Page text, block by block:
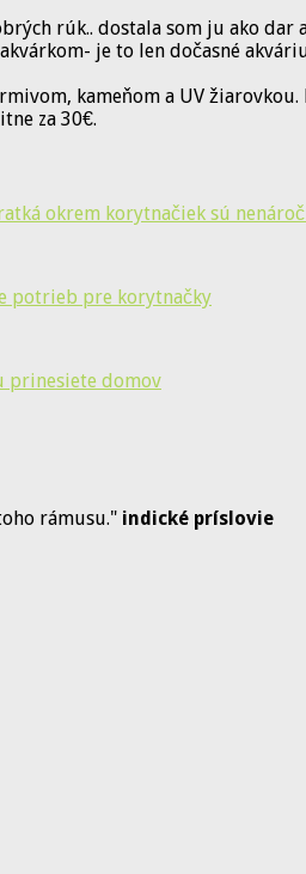
rúk.. dostala som ju ako dar
je to len dočasné
kameňom a UV
za 30€.
okrem korytnačiek sú
potrieb pre korytnačky
prinesiete domov
rámusu." indické príslovie